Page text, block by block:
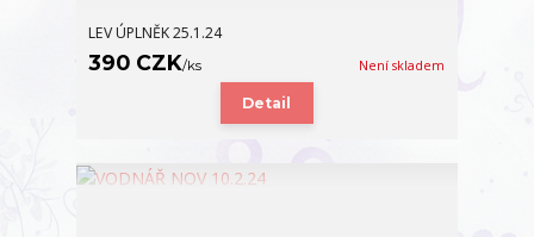
LEV ÚPLNĚK 25.1.24
390 CZK/ks Není skladem
Detail